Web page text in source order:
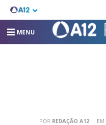
MENU
POR REDAÇÃO A12 EM